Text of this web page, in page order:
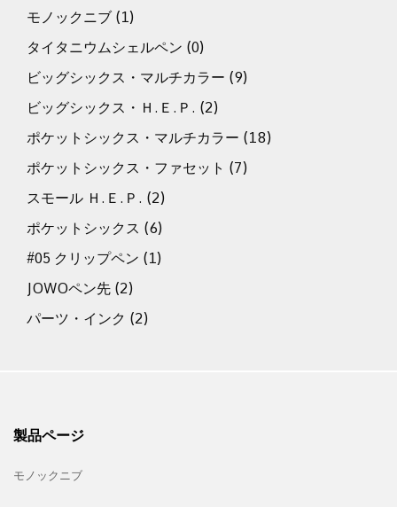
モノックニブ (1)
タイタニウムシェルペン (0)
ビッグシックス・マルチカラー (9)
ビッグシックス・Ｈ.Ｅ.Ｐ. (2)
ポケットシックス・マルチカラー (18)
ポケットシックス・ファセット (7)
スモール Ｈ.Ｅ.Ｐ. (2)
ポケットシックス (6)
#05 クリップペン (1)
JOWOペン先 (2)
パーツ・インク (2)
製品ページ
モノックニブ